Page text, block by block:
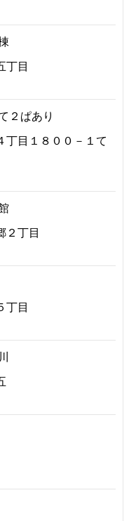
丁目
２ぱあり
丁目１８００－１て
２丁目
丁目